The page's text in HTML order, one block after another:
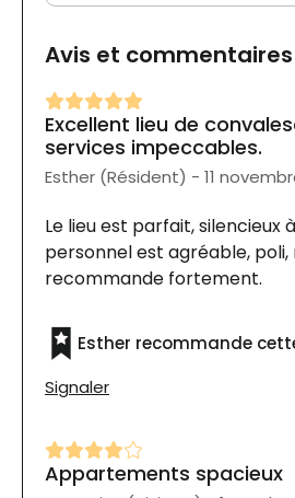
Avis et commentaires
Excellent lieu de
services impeccables.
Esther (Résident) - 11
Le lieu est parfait, silencieux
personnel est agréable,
recommande fortement.
Esther recommande
Signaler
Appartements spacieux